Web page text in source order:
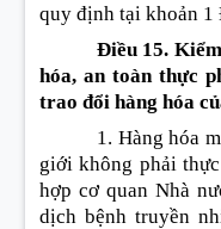
quy định tại khoản 1
Điều 15.
hóa, an toàn thực
trao đổi hàng hóa
1. Hàng hóa
giới không phải
hợp cơ quan Nhà
dịch bệnh truyền